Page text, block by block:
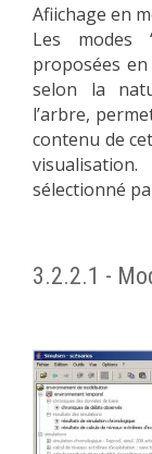
Afiichage en
Les modes
proposées
selon la
l’arbre,
contenu de
sélectionné
3.2.2.1 -